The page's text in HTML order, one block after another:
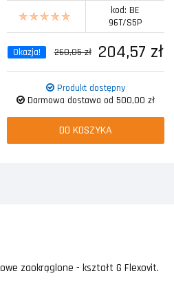
kod: BE
96T/S5P
Okazja! 260,05 zł 204,57 zł
Produkt dostępny
Darmowa dostawa od 500,00 zł
DO KOSZYKA
zaokrąglone - kształt G Flexovit.